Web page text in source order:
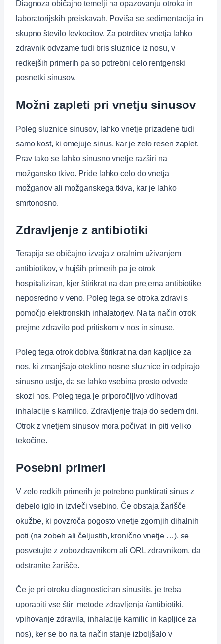
Diagnoza običajno temelji na opazovanju otroka in
laboratorijskih preiskavah. Poviša se sedimentacija in
skupno število levkocitov. Za potrditev vnetja lahko
zdravnik odvzame tudi bris sluznice iz nosu, v
redkejših primerih pa so potrebni celo rentgenski
posnetki sinusov.
Možni zapleti pri vnetju sinusov
Poleg sluznice sinusov, lahko vnetje prizadene tudi
samo kost, ki omejuje sinus, kar je zelo resen zaplet.
Prav tako se lahko sinusno vnetje razširi na
možgansko tkivo. Pride lahko celo do vnetja
možganov ali možganskega tkiva, kar je lahko
smrtonosno.
Zdravljenje z antibiotiki
Terapija se običajno izvaja z oralnim uživanjem
antibiotikov, v hujših primerih pa je otrok
hospitaliziran, kjer štirikrat na dan prejema antibiotike
neposredno v veno. Poleg tega se otroka zdravi s
pomočjo elektronskih inhalatorjev. Na ta način otrok
prejme zdravilo pod pritiskom v nos in sinuse.
Poleg tega otrok dobiva štirikrat na dan kapljice za
nos, ki zmanjšajo oteklino nosne sluznice in odpirajo
sinusno ustje, da se lahko vsebina prosto odvede
skozi nos. Poleg tega je priporočljivo vdihovati
inhalacije s kamilico. Zdravljenje traja do sedem dni.
Otrok z vnetjem sinusov mora počivati in piti veliko
tekočine.
Posebni primeri
V zelo redkih primerih je potrebno punktirati sinus z
debelo iglo in izvleči vsebino. Če obstaja žarišče
okužbe, ki povzroča pogosto vnetje zgornjih dihalnih
poti (na zobeh ali čeljustih, kronično vnetje …), se
posvetujte z zobozdravnikom ali ORL zdravnikom, da
odstranite žarišče.
Če je pri otroku diagnosticiran sinusitis, je treba
uporabiti vse štiri metode zdravljenja (antibiotiki,
vpihovanje zdravila, inhalacije kamilic in kapljice za
nos), ker se bo na ta način stanje izboljšalo v